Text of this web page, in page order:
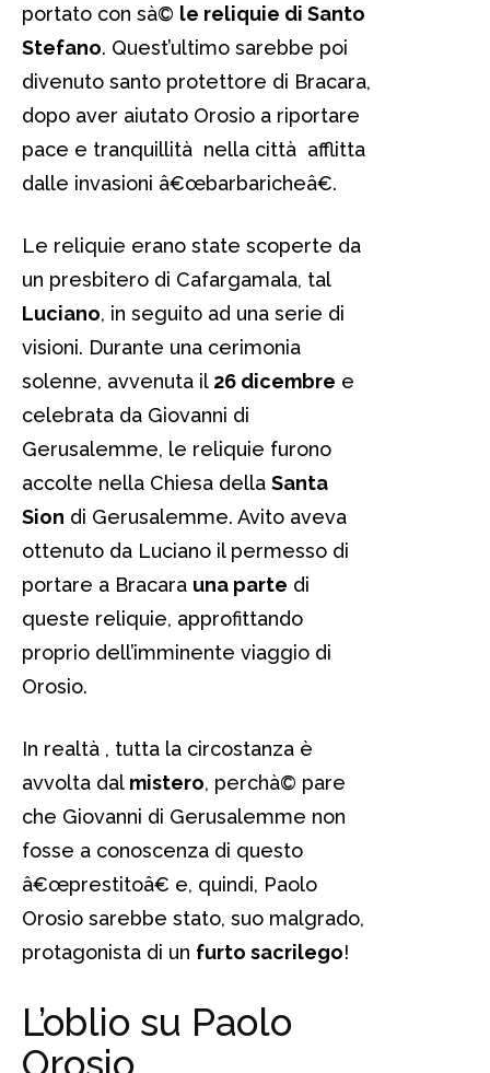
portato con sà© le reliquie di Santo
Stefano. Quest’ultimo sarebbe poi
divenuto santo protettore di Bracara,
dopo aver aiutato Orosio a riportare
pace e tranquillità nella città afflitta
dalle invasioni â€œbarbaricheâ€.
Le reliquie erano state scoperte da
un presbitero di Cafargamala, tal
Luciano, in seguito ad una serie di
visioni. Durante una cerimonia
solenne, avvenuta il 26 dicembre e
celebrata da Giovanni di
Gerusalemme, le reliquie furono
accolte nella Chiesa della Santa
Sion di Gerusalemme. Avito aveva
ottenuto da Luciano il permesso di
portare a Bracara una parte di
queste reliquie, approfittando
proprio dell’imminente viaggio di
Orosio.
In realtà , tutta la circostanza è
avvolta dal mistero, perchà© pare
che Giovanni di Gerusalemme non
fosse a conoscenza di questo
â€œprestitoâ€ e, quindi, Paolo
Orosio sarebbe stato, suo malgrado,
protagonista di un furto sacrilego!
L’oblio su Paolo
Orosio